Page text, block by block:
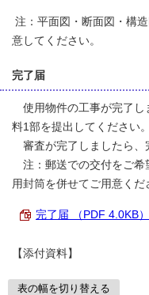
注：平面図・断面図・構
意してください。
完了届
使用物件の工事が完了し
料1部を提出してください。
審査が完了しましたら、
注：郵送での交付をご希
用封筒を併せてご用意くだ
完了届 （PDF 4.0KB）
【添付資料】
表の幅を切り替える